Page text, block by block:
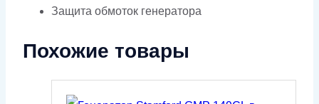
Защита обмоток генератора
Похожие товары